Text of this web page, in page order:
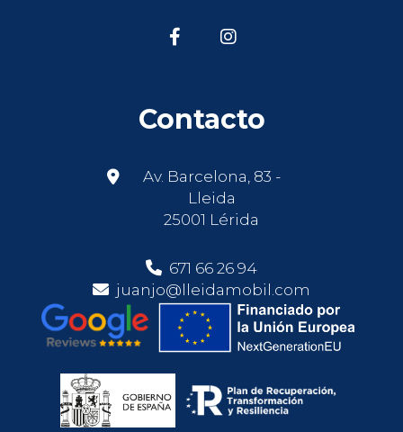
Contacto
Av. Barcelona, 83 -
Lleida
25001 Lérida
671 66 26 94
juanjo@lleidamobil.com